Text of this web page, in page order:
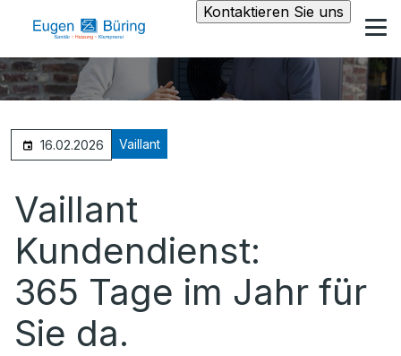
Kontaktieren Sie uns
16.02.2026 Vaillant
Vaillant
Kundendienst:
365 Tage im Jahr für
Sie da.